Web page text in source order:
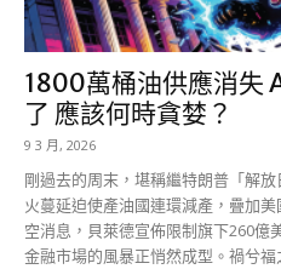
1800萬桶油供應消失
了 應該何時貪婪？
9 3 月, 2026
剛過去的周末，堪稱繼特朗普「解
火蔓延迫使產油國連環減產，疊加
空消息，貝萊德宣佈限制旗下260億
金融市場的風暴正悄然成型。禍兮